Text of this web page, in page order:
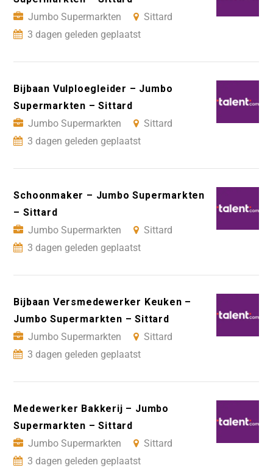
Jumbo Supermarkten
Sittard
3 dagen geleden geplaatst
Bijbaan Vulploegleider – Jumbo
Supermarkten – Sittard
Jumbo Supermarkten
Sittard
3 dagen geleden geplaatst
Schoonmaker – Jumbo Supermarkten
– Sittard
Jumbo Supermarkten
Sittard
3 dagen geleden geplaatst
Bijbaan Versmedewerker Keuken –
Jumbo Supermarkten – Sittard
Jumbo Supermarkten
Sittard
3 dagen geleden geplaatst
Medewerker Bakkerij – Jumbo
Supermarkten – Sittard
Jumbo Supermarkten
Sittard
3 dagen geleden geplaatst